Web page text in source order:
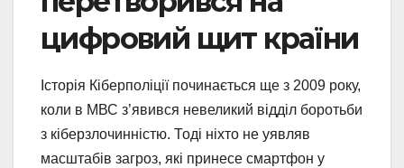
цифровий щит країни
Історія Кіберполіції починається ще з 2009 року,
коли в МВС з’явився невеликий відділ боротьби
з кіберзлочинністю. Тоді ніхто не уявляв
масштабів загроз, які принесе смартфон у